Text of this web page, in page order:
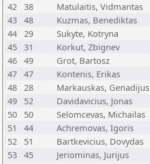
42
38 Matulaitis, Vidmantas
43
48 Kuzmas, Benediktas
44
29 Sukyte, Kotryna
45
31 Korkut, Zbignev
46
49 Grot, Bartosz
47
47 Kontenis, Erikas
48
28 Markauskas, Genadijus
49
52 Davidavicius, Jonas
50
50 Selomcevas, Michailas
51
44 Achremovas, Igoris
52
51 Bartkevicius, Dovydas
53
45 Jeriominas, Jurijus